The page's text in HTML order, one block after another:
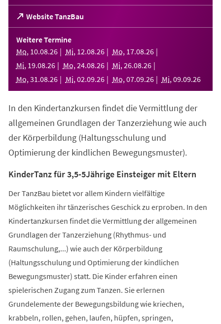
Website TanzBau
(Öffnet
in
einem
neuen
Tab)
Weitere Termine
Mo, 10.08.26 Mi, 12.08.26 Mo, 17.08.26
Mi, 19.08.26 Mo, 24.08.26 Mi, 26.08.26
Mo, 31 .08.26 Mi, 02.09.26 Mo, 07.09.26 Mi, 09.09.26
In den Kindertanzkursen findet die Vermittlung der
allgemeinen Grundlagen der Tanzerziehung wie auch
der Körperbildung (Haltungsschulung und
Optimierung der kindlichen Bewegungsmuster).
KinderTanz für 3,5-5Jährige Einsteiger mit Eltern
Der TanzBau bietet vor allem Kindern vielfältige
Möglichkeiten ihr tänzerisches Geschick zu erproben. In den
Kindertanzkursen findet die Vermittlung der allgemeinen
Grundlagen der Tanzerziehung (Rhythmus- und
Raumschulung,...) wie auch der Körperbildung
(Haltungsschulung und Optimierung der kindlichen
Bewegungsmuster) statt. Die Kinder erfahren einen
spielerischen Zugang zum Tanzen. Sie erlernen
Grundelemente der Bewegungsbildung wie kriechen,
krabbeln, rollen, gehen, laufen, hüpfen, springen,